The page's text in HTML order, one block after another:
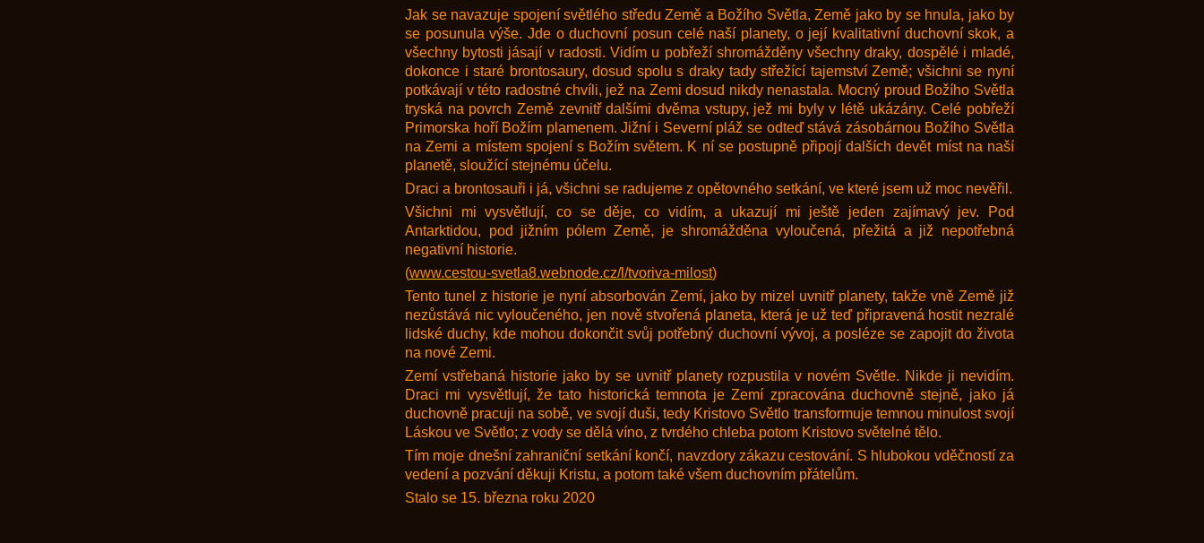
Jak se navazuje spojení světlého středu Země a Božího Světla, Země jako by se hnula, jako by
se posunula výše. Jde o duchovní posun celé naší planety, o její kvalitativní duchovní skok, a
všechny bytosti jásají v radosti. Vidím u pobřeží shromážděny všechny draky, dospělé i mladé,
dokonce i staré brontosaury, dosud spolu s draky tady střežící tajemství Země; všichni se nyní
potkávají v této radostné chvíli, jež na Zemi dosud nikdy nenastala. Mocný proud Božího Světla
tryská na povrch Země zevnitř dalšími dvěma vstupy, jež mi byly v létě ukázány. Celé pobřeží
Primorska hoří Božím plamenem. Jižní i Severní pláž se odteď stává zásobárnou Božího Světla
na Zemi a místem spojení s Božím světem. K ní se postupně připojí dalších devět míst na naší
planetě, sloužící stejnému účelu.
Draci a brontosauři i já, všichni se radujeme z opětovného setkání, ve které jsem už moc nevěřil.
Všichni mi vysvětlují, co se děje, co vidím, a ukazují mi ještě jeden zajímavý jev. Pod
Antarktidou, pod jižním pólem Země, je shromážděna vyloučená, přežitá a již nepotřebná
negativní historie.
(www.cestou-svetla8.webnode.cz/l/tvoriva-milost)
Tento tunel z historie je nyní absorbován Zemí, jako by mizel uvnitř planety, takže vně Země již
nezůstává nic vyloučeného, jen nově stvořená planeta, která je už teď připravená hostit nezralé
lidské duchy, kde mohou dokončit svůj potřebný duchovní vývoj, a posléze se zapojit do života
na nové Zemi.
Zemí vstřebaná historie jako by se uvnitř planety rozpustila v novém Světle. Nikde ji nevidím.
Draci mi vysvětlují, že tato historická temnota je Zemí zpracována duchovně stejně, jako já
duchovně pracuji na sobě, ve svojí duši, tedy Kristovo Světlo transformuje temnou minulost svojí
Láskou ve Světlo; z vody se dělá víno, z tvrdého chleba potom Kristovo světelné tělo.
Tím moje dnešní zahraniční setkání končí, navzdory zákazu cestování. S hlubokou vděčností za
vedení a pozvání děkuji Kristu, a potom také všem duchovním přátelům.
Stalo se 15. března roku 2020